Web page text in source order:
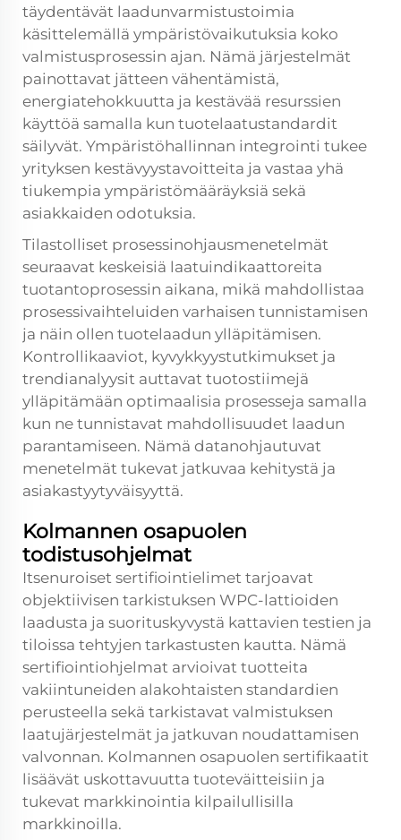
täydentävät laadunvarmistustoimia
käsittelemällä ympäristövaikutuksia koko
valmistusprosessin ajan. Nämä järjestelmät
painottavat jätteen vähentämistä,
energiatehokkuutta ja kestävää resurssien
käyttöä samalla kun tuotelaatustandardit
säilyvät. Ympäristöhallinnan integrointi tukee
yrityksen kestävyystavoitteita ja vastaa yhä
tiukempia ympäristömääräyksiä sekä
asiakkaiden odotuksia.
Tilastolliset prosessinohjausmenetelmät
seuraavat keskeisiä laatuindikaattoreita
tuotantoprosessin aikana, mikä mahdollistaa
prosessivaihteluiden varhaisen tunnistamisen
ja näin ollen tuotelaadun ylläpitämisen.
Kontrollikaaviot, kyvykkyystutkimukset ja
trendianalyysit auttavat tuotostiimejä
ylläpitämään optimaalisia prosesseja samalla
kun ne tunnistavat mahdollisuudet laadun
parantamiseen. Nämä datanohjautuvat
menetelmät tukevat jatkuvaa kehitystä ja
asiakastyytyväisyyttä.
Kolmannen osapuolen
todistusohjelmat
Itsenuroiset sertifiointielimet tarjoavat
objektiivisen tarkistuksen WPC-lattioiden
laadusta ja suorituskyvystä kattavien testien ja
tiloissa tehtyjen tarkastusten kautta. Nämä
sertifiointiohjelmat arvioivat tuotteita
vakiintuneiden alakohtaisten standardien
perusteella sekä tarkistavat valmistuksen
laatujärjestelmät ja jatkuvan noudattamisen
valvonnan. Kolmannen osapuolen sertifikaatit
lisäävät uskottavuutta tuoteväitteisiin ja
tukevat markkinointia kilpailullisilla
markkinoilla.